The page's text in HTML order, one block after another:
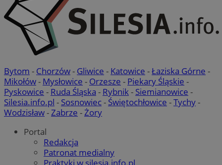
Bytom - Chorzów- Gliwice - Katowice -Łaziska Górne -
Mikołów- Mysłowice - Orzesze - Piekary Śląskie -
Pyskowice - Ruda Śląska - Rybnik- Siemianowice -
Silesia.info.pl - Sosnowiec- Świętochłowice -Tychy-
Wodzisław-Zabrze -Żory
Portal
Redakcja
Patronat medialny
Praktyki w silesia.info.pl